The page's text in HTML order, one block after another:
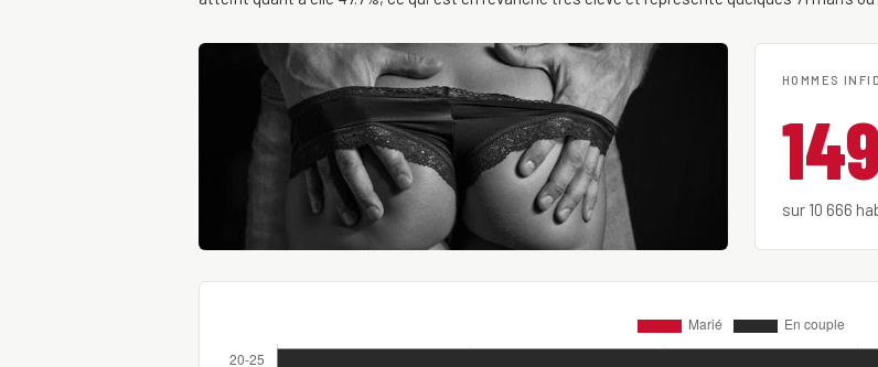
HOMMES
149
sur 10 666